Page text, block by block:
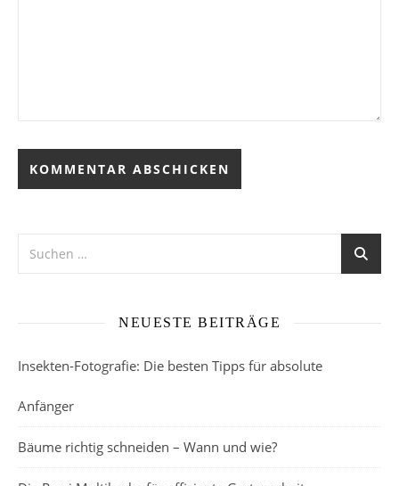
NEUESTE BEITRÄGE
Insekten-Fotografie: Die besten Tipps für absolute
Anfänger
Bäume richtig schneiden – Wann und wie?